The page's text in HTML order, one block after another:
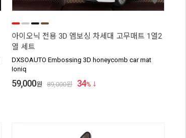
아이오닉 전용 3D 엠보싱 차세대 고무매트 1열2
열 세트
DXSOAUTO Embossing 3D honeycomb car mat
Ioniq
59,000원 89,000원 34%